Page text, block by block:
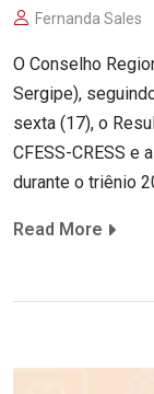
Fernanda Sales
O Conselho
Sergipe),
sexta (17), o
CFESS-CRESS e
durante o triênio
Read More